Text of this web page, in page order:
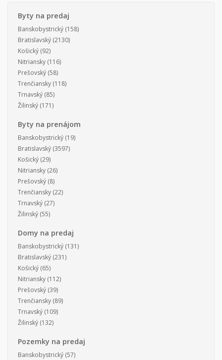
Byty na predaj
Banskobystrický (158)
Bratislavský (2130)
Košický (92)
Nitriansky (116)
Prešovský (58)
Trenčiansky (118)
Trnavský (85)
Žilinský (171)
Byty na prenájom
Banskobystrický (19)
Bratislavský (3597)
Košický (29)
Nitriansky (26)
Prešovský (8)
Trenčiansky (22)
Trnavský (27)
Žilinský (55)
Domy na predaj
Banskobystrický (131)
Bratislavský (231)
Košický (65)
Nitriansky (112)
Prešovský (39)
Trenčiansky (89)
Trnavský (109)
Žilinský (132)
Pozemky na predaj
Banskobystrický (57)